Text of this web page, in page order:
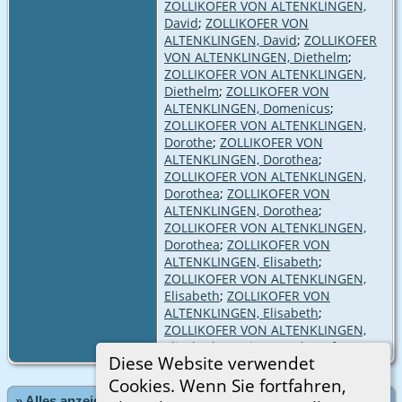
Diese Website verwendet
Cookies. Wenn Sie fortfahren,
ZOLLIKOFER VON ALTENKLINGEN,
David; ZOLLIKOFER VON
ALTENKLINGEN, David; ZOLLIKOFER
VON ALTENKLINGEN, Diethelm;
ZOLLIKOFER VON ALTENKLINGEN,
Diethelm; ZOLLIKOFER VON
ALTENKLINGEN, Domenicus;
ZOLLIKOFER VON ALTENKLINGEN,
Dorothe; ZOLLIKOFER VON
ALTENKLINGEN, Dorothea;
ZOLLIKOFER VON ALTENKLINGEN,
Dorothea; ZOLLIKOFER VON
ALTENKLINGEN, Dorothea;
ZOLLIKOFER VON ALTENKLINGEN,
Dorothea; ZOLLIKOFER VON
ALTENKLINGEN, Elisabeth;
ZOLLIKOFER VON ALTENKLINGEN,
Elisabeth; ZOLLIKOFER VON
ALTENKLINGEN, Elisabeth;
ZOLLIKOFER VON ALTENKLINGEN,
Elisabeth['Weitere Verknüpfungen']